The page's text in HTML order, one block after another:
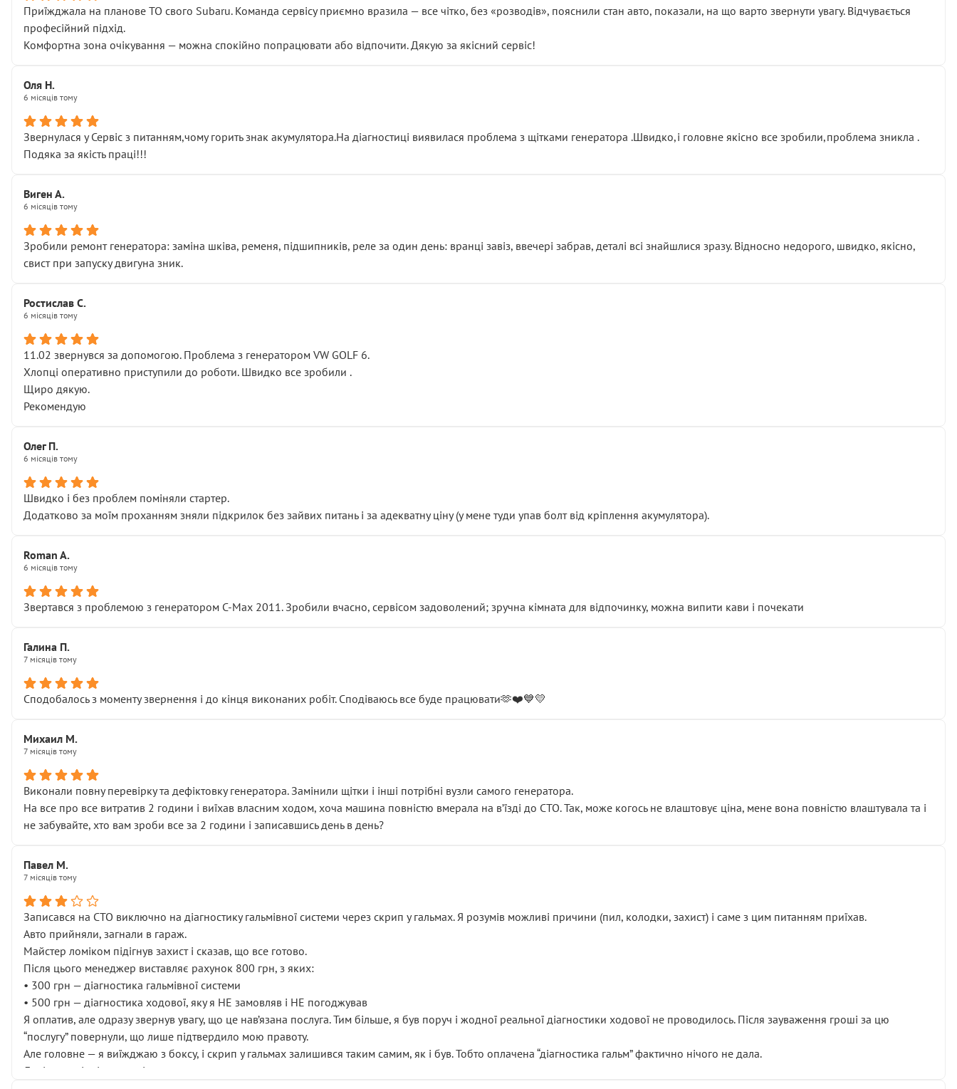
Приїжджала на планове ТО свого Subaru. Команда сервісу приємно вразила — все чітко, без «розводів», пояснили стан авто, показали, на що варто звернути увагу. Відчувається
професійний підхід.
Комфортна зона очікування — можна спокійно попрацювати або відпочити. Дякую за якісний сервіс!
Оля Н.
6 місяців тому
Звернулася у Сервіс з питанням,чому горить знак акумулятора.На діагностиці виявилася проблема з щітками генератора .Швидко,і головне якісно все зробили,проблема зникла .
Подяка за якість праці!!!
Виген А.
6 місяців тому
Зробили ремонт генератора: заміна шківа, ременя, підшипників, реле за один день: вранці завіз, ввечері забрав, деталі всі знайшлися зразу. Відносно недорого, швидко, якісно,
свист при запуску двигуна зник.
Ростислав С.
6 місяців тому
11.02 звернувся за допомогою. Проблема з генератором VW GOLF 6.
Хлопці оперативно приступили до роботи. Швидко все зробили .
Щиро дякую.
Рекомендую
Олег П.
6 місяців тому
Швидко і без проблем поміняли стартер.
Додатково за моїм проханням зняли підкрилок без зайвих питань і за адекватну ціну (у мене туди упав болт від кріплення акумулятора).
Roman A.
6 місяців тому
Звертався з проблемою з генератором C-Max 2011. Зробили вчасно, сервісом задоволений; зручна кімната для відпочинку, можна випити кави і почекати
Галина П.
7 місяців тому
Сподобалось з моменту звернення і до кінця виконаних робіт. Сподіваюсь все буде працювати🫶❤️💙💛
Михаил М.
7 місяців тому
Виконали повну перевірку та дефіктовку генератора. Замінили щітки і інші потрібні вузли самого генератора.
На все про все витратив 2 години і виїхав власним ходом, хоча машина повністю вмерала на вʼїзді до СТО. Так, може когось не влаштовує ціна, мене вона повністю влаштувала та і
не забувайте, хто вам зроби все за 2 години і записавшись день в день?
Павел М.
7 місяців тому
Записався на СТО виключно на діагностику гальмівної системи через скрип у гальмах. Я розумів можливі причини (пил, колодки, захист) і саме з цим питанням приїхав.
Авто прийняли, загнали в гараж.
Майстер ломіком підігнув захист і сказав, що все готово.
Після цього менеджер виставляє рахунок 800 грн, з яких:
• 300 грн — діагностика гальмівної системи
• 500 грн — діагностика ходової, яку я НЕ замовляв і НЕ погоджував
Я оплатив, але одразу звернув увагу, що це нав’язана послуга. Тим більше, я був поруч і жодної реальної діагностики ходової не проводилось. Після зауваження гроші за цю
“послугу” повернули, що лише підтвердило мою правоту.
Але головне — я виїжджаю з боксу, і скрип у гальмах залишився таким самим, як і був. Тобто оплачена “діагностика гальм” фактично нічого не дала.
Далі ситуація тільки погіршилась: